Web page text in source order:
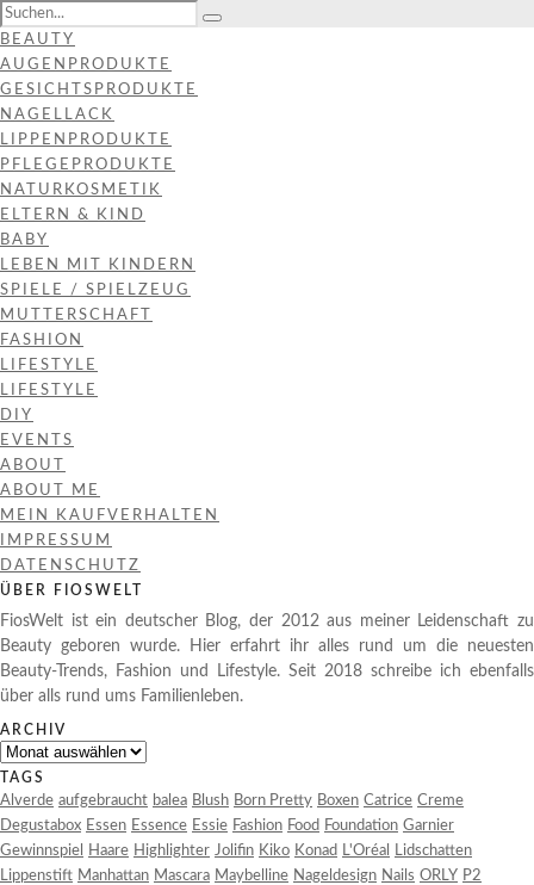
BEAUTY
AUGENPRODUKTE
GESICHTSPRODUKTE
NAGELLACK
LIPPENPRODUKTE
PFLEGEPRODUKTE
NATURKOSMETIK
ELTERN & KIND
BABY
LEBEN MIT KINDERN
SPIELE / SPIELZEUG
MUTTERSCHAFT
FASHION
LIFESTYLE
LIFESTYLE
DIY
EVENTS
ABOUT
ABOUT ME
MEIN KAUFVERHALTEN
IMPRESSUM
DATENSCHUTZ
ÜBER FIOSWELT
FiosWelt ist ein deutscher Blog, der 2012 aus meiner Leidenschaft zu
Beauty geboren wurde. Hier erfahrt ihr alles rund um die neuesten
Beauty-Trends, Fashion und Lifestyle. Seit 2018 schreibe ich ebenfalls
über alls rund ums Familienleben.
ARCHIV
Archiv
TAGS
Alverde aufgebraucht balea Blush Born Pretty Boxen Catrice Creme
Degustabox Essen Essence Essie Fashion Food Foundation Garnier
Gewinnspiel
Haare Highlighter Jolifin Kiko Konad L'Oréal
Lidschatten
Lippenstift Manhattan Mascara Maybelline Nageldesign Nails ORLY P2